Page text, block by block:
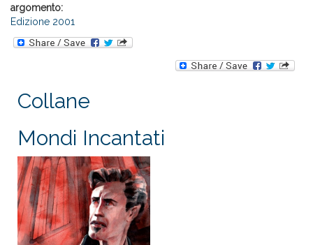
argomento:
Edizione 2001
Collane
Mondi Incantati